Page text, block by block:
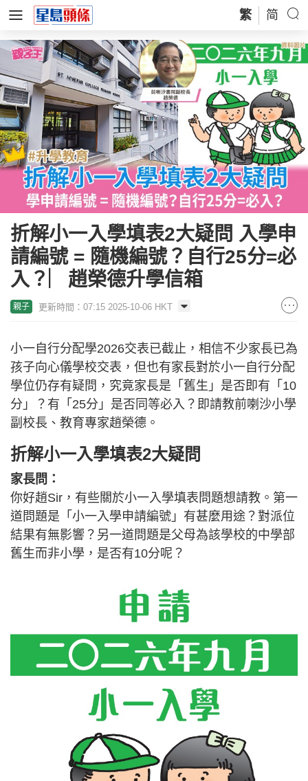
繁 简
折解小一入學填表2大疑問 入學申
請編號 = 隨機編號？自行25分=必
入？︳趙榮德升學信箱
親子 更新時間：07:15 2025-10-06 HKT
小一自行分配學2026交表已截止，相信不少家長已為
孩子向心儀學校交表，但也有家長對於小一自行分配
學位仍存有疑問，究竟家長是「舊生」是否即有「10
分」？有「25分」是否同等必入？即請教前喇沙小學
副校長、教育專家趙榮德。
折解小一入學填表2大疑問
家長問：
你好趙Sir，有些關於小一入學填表問題想請教。第一
道問題是「小一入學申請編號」有甚麼用途？對派位
結果有無影響？另一道問題是父母為該學校的中學部
舊生而非小學，是否有10分呢？